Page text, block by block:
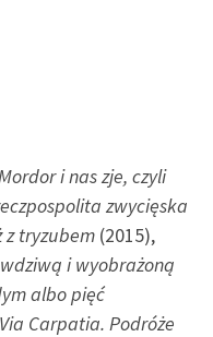
i nas zje, czyli
zwycięska
z tryzubem (2015),
i wyobrażoną
albo pięć
Via Carpatia. Podróże